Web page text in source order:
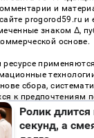
и
progorod59.ru и
знаком Δ,
основе.
сбора,
к предпочтениям
на
применения
рекламно-
Ролик длится
секунд, а